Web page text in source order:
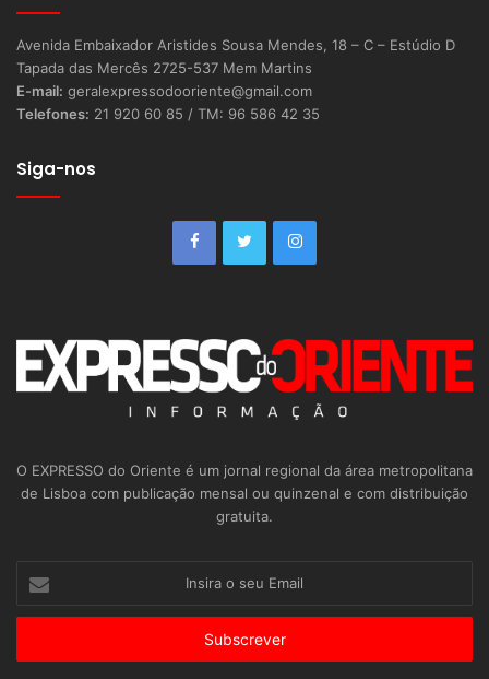
Avenida Embaixador Aristides Sousa Mendes, 18 – C – Estúdio D
Tapada das Mercês 2725-537 Mem Martins
E-mail: geralexpressodooriente@gmail.com
Telefones: 21 920 60 85 / TM: 96 586 42 35
Siga-nos
O EXPRESSO do Oriente é um jornal regional da área metropolitana
de Lisboa com publicação mensal ou quinzenal e com distribuição
gratuita.
seu